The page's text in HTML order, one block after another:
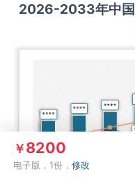
2026-2033年中国
￥8200
电子版，1份，修改